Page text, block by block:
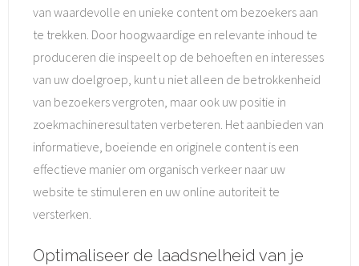
van waardevolle en unieke content om bezoekers aan
te trekken. Door hoogwaardige en relevante inhoud te
produceren die inspeelt op de behoeften en interesses
van uw doelgroep, kunt u niet alleen de betrokkenheid
van bezoekers vergroten, maar ook uw positie in
zoekmachineresultaten verbeteren. Het aanbieden van
informatieve, boeiende en originele content is een
effectieve manier om organisch verkeer naar uw
website te stimuleren en uw online autoriteit te
versterken.
Optimaliseer de laadsnelheid van je